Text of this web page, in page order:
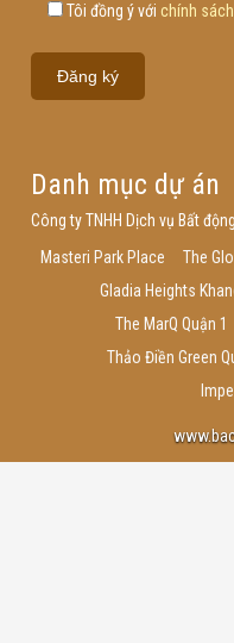
Tôi đồng ý với chính
Danh mục dự án
Công ty TNHH Dịch vụ Bất
Masteri Park Place
The
Gladia Heights
The MarQ Quận 1
Thảo Điền Green